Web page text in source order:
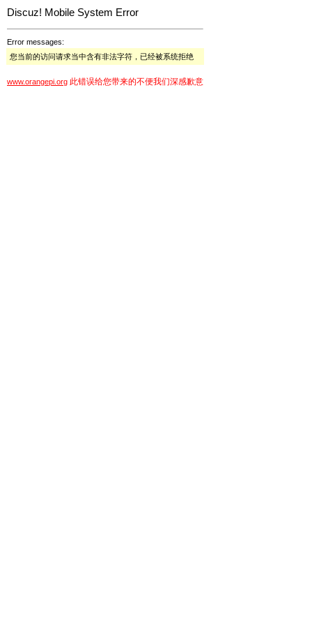
Discuz! Mobile System Error
Error messages:
您当前的访问请求当中含有非法字符，已经被系统拒绝
www.orangepi.org 此错误给您带来的不便我们深感歉意